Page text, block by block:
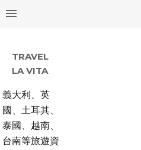
TRAVEL
LA VITA
義大利、英
國、土耳其、
泰國、越南、
台南等旅遊資